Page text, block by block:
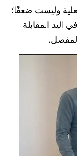
وليست ضعفًا؛
اليد المقابلة